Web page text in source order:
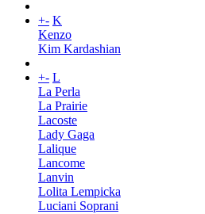
+- K
Kenzo
Kim Kardashian
+- L
La Perla
La Prairie
Lacoste
Lady Gaga
Lalique
Lancome
Lanvin
Lolita Lempicka
Luciani Soprani